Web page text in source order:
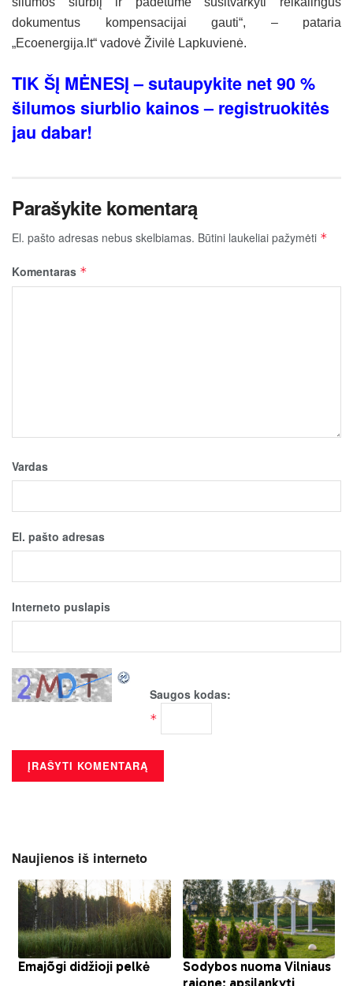
dokumentus kompensacijai gauti“, – pataria
„Ecoenergija.lt“ vadovė Živilė Lapkuvienė.
TIK ŠĮ MĖNESĮ – sutaupykite net 90 %
šilumos siurblio kainos – registruokitės
jau dabar!
Parašykite komentarą
El. pašto adresas nebus skelbiamas. Būtini laukeliai pažymėti *
Komentaras *
Vardas
El. pašto adresas
Interneto puslapis
Saugos kodas:
*
Naujienos iš interneto